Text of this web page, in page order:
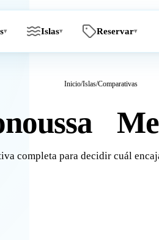
▾ Islas▾ Reservar▾
Inicio/Islas/Comparativas
completa para decidir cuál